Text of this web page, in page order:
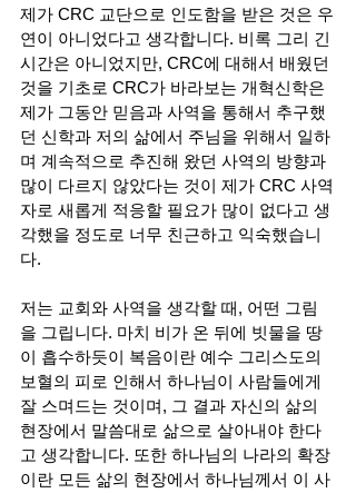
제가 CRC 교단으로 인도함을 받은 것은 우
연이 아니었다고 생각합니다. 비록 그리 긴
시간은 아니었지만, CRC에 대해서 배웠던
것을 기초로 CRC가 바라보는 개혁신학은
제가 그동안 믿음과 사역을 통해서 추구했
던 신학과 저의 삶에서 주님을 위해서 일하
며 계속적으로 추진해 왔던 사역의 방향과
많이 다르지 않았다는 것이 제가 CRC 사역
자로 새롭게 적응할 필요가 많이 없다고 생
각했을 정도로 너무 친근하고 익숙했습니
다.
저는 교회와 사역을 생각할 때, 어떤 그림
을 그립니다. 마치 비가 온 뒤에 빗물을 땅
이 흡수하듯이 복음이란 예수 그리스도의
보혈의 피로 인해서 하나님이 사람들에게
잘 스며드는 것이며, 그 결과 자신의 삶의
현장에서 말씀대로 삶으로 살아내야 한다
고 생각합니다. 또한 하나님의 나라의 확장
이란 모든 삶의 현장에서 하나님께서 이 사